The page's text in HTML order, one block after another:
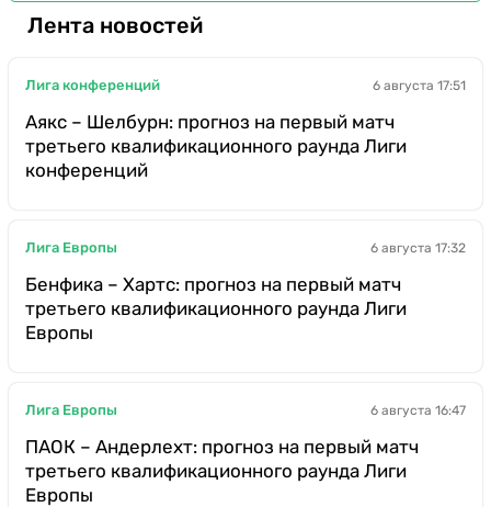
Лента новостей
Лига конференций 6 августа 17:51
Аякс – Шелбурн: прогноз на первый матч
третьего квалификационного раунда Лиги
конференций
Лига Европы 6 августа 17:32
Бенфика – Хартс: прогноз на первый матч
третьего квалификационного раунда Лиги
Европы
Лига Европы 6 августа 16:47
ПАОК – Андерлехт: прогноз на первый матч
третьего квалификационного раунда Лиги
Европы